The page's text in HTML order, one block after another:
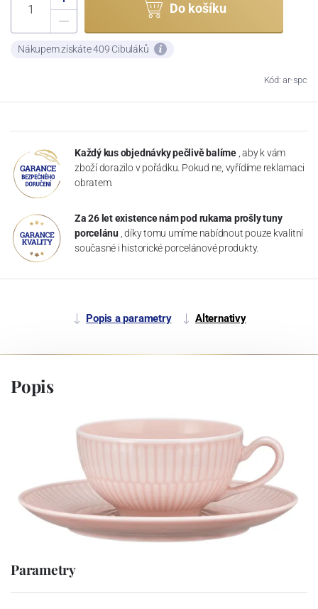
Do košíku
Nákupem získáte 409 Cibuláků
Kód: ar-spc
Každý kus objednávky pečlivě balíme , aby k vám
zboží dorazilo v pořádku. Pokud ne, vyřídíme reklamaci
obratem.
Za 26 let existence nám pod rukama prošly tuny
porcelánu , díky tomu umíme nabídnout pouze kvalitní
současné i historické porcelánové produkty.
Popis a parametry Alternativy
Popis
Parametry